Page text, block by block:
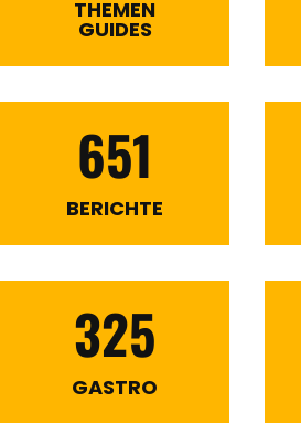
THEMEN
GUIDES
651
BERICHTE
325
GASTRO